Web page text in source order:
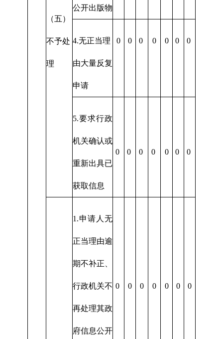
（五）
不予处
理
公开出版物
4.无正当理
由大量反复
申请
0 0 0 0 0 0 0
5.要求行政
机关确认或
重新出具已
获取信息
0 0 0 0 0 0 0
1.申请人无
正当理由逾
期不补正、
行政机关不
再处理其政
府信息公开
0 0 0 0 0 0 0